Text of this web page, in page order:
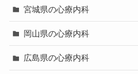
宮城県の心療内科
岡山県の心療内科
広島県の心療内科